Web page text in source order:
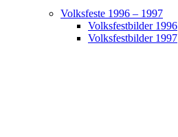
Volksfeste 1996 – 1997
Volksfestbilder 1996
Volksfestbilder 1997